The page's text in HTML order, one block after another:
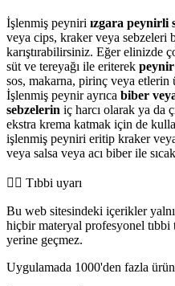
İşlenmiş peyniri ızgara peynirli
veya cips, kraker veya sebzeleri
karıştırabilirsiniz. Eğer elinizde
süt ve tereyağı ile eriterek peynir
sos, makarna, pirinç veya
İşlenmiş peynir ayrıca biber
sebzelerin iç harcı olarak ya da
ekstra krema katmak için de
işlenmiş peyniri eritip kraker
veya salsa veya acı biber ile
👨‍⚕️️ Tıbbi uyarı
Bu web sitesindeki içerikler
hiçbir materyal profesyonel
yerine geçmez.
Uygulamada 1000'den fazla